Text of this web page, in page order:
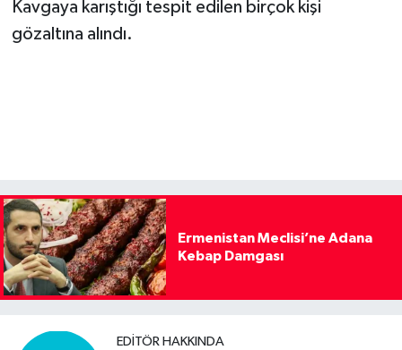
Kavgaya karıştığı tespit edilen birçok kişi
gözaltına alındı.
Ermenistan Meclisi’ne Adana
Kebap Damgası
EDITÖR HAKKINDA